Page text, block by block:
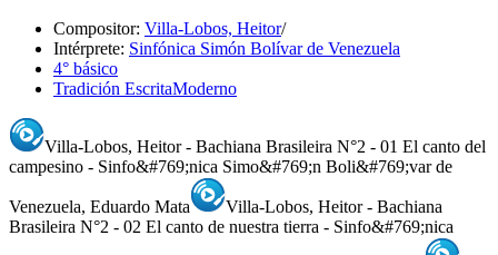
Compositor: Villa-Lobos, Heitor/
Intérprete: Sinfónica Simón Bolívar de Venezuela
4° básico
Tradición EscritaModerno
Villa-Lobos, Heitor - Bachiana Brasileira N°2 - 01 El canto del
campesino - Sinfo&#769;nica Simo&#769;n Boli&#769;var de
Venezuela, Eduardo Mata
Villa-Lobos, Heitor - Bachiana
Brasileira N°2 - 02 El canto de nuestra tierra - Sinfo&#769;nica